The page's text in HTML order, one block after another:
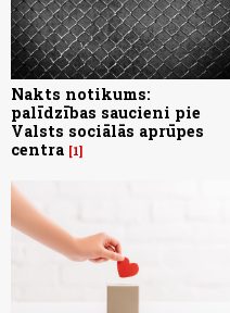
Nakts notikums:
palīdzības saucieni pie
Valsts sociālās aprūpes
centra 1